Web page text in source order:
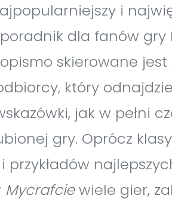
i
dla fanów gry
skierowane
który
jak w pełni
gry. Oprócz
przykładów
Mycrafciewiele gier,